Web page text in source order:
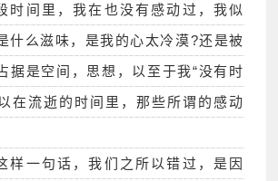
时间里，我在也没有感动过，我似
什么滋味，是我的心太冷漠?还是被
据是空间，思想，以至于我“没有时
在流逝的时间里，那些所谓的感动
样一句话，我们之所以错过，是因